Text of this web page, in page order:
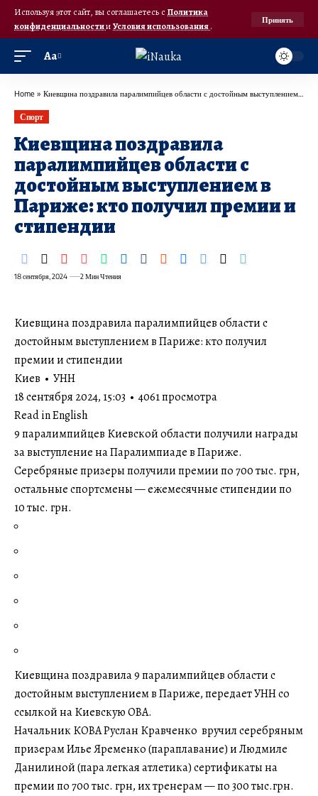
Используя этот сайт, вы соглашаетесь с Политика
конфиденциальностииУсловия использования.
Принять
Аа
Home » Киевщина поздравила паралимпийцев области с достойным выступлением в Париже: кто получил премии и стипендии
Спорт
Киевщина поздравила
паралимпийцев области с
достойным выступлением в
Париже: кто получил премии и
стипендии
18 сентября, 2024 2 Мин Чтения
Киевщина поздравила паралимпийцев области с
достойным выступлением в Париже: кто получил
премии и стипендии
Киев • УНН
18 сентября 2024, 15:03 • 4061 просмотра
Read in English
9 паралимпийцев Киевской области получили награды
за выступление на Паралимпиаде в Париже.
Серебряные призеры получили премии по 700 тыс. грн,
остальные спортсмены — ежемесячные стипендии по
10 тыс. грн.
Киевщина поздравила 9 паралимпийцев области с
достойным выступлением в Париже, передает УНН со
ссылкой на Киевскую ОВА.
Начальник КОВА Руслан Кравченко вручил серебряным
призерам Илье Яременко (параплавание) и Людмиле
Данилиной (пара легкая атлетика) сертификаты на
премии по 700 тыс. грн, их тренерам — по 300 тыс.грн.